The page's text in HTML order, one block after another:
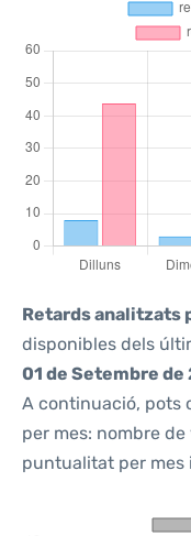
Retards analitzats
disponibles dels
01 de Setembre de
A continuació, pots
per mes: nombre
puntualitat per mes